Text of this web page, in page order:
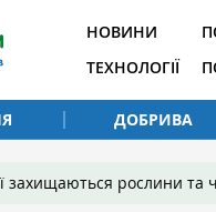
НОВИНИ
ТЕХНОЛОГІЇ
ДОБРИВА
захищаються рослини